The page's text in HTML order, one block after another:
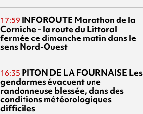
17:59 INFOROUTE Marathon de la
Corniche - la route du Littoral
fermée ce dimanche matin dans le
sens Nord-Ouest
16:35 PITON DE LA FOURNAISE Les
gendarmes évacuent une
randonneuse blessée, dans des
conditions météorologiques
difficiles